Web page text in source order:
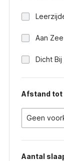
Aan Zee
Dicht Bij
Afstand
Geen
Aantal